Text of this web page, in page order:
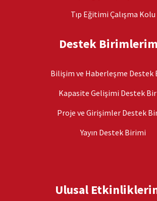
Tıp Eğitimi Çalışma Kolu
Destek
Bilişim ve Haberleşme Destek
Kapasite Gelişimi Destek
Proje ve Girişimler Destek
Yayın Destek Birimi
Ulusal